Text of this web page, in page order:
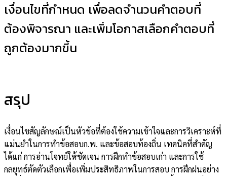
เงื่อนไขที่กำหนด เพื่อลดจำนวนคำตอบที่
ต้องพิจารณา และเพิ่มโอกาสเลือกคำตอบที่
ถูกต้องมากขึ้น
สรุป
เงื่อนไขสัญลักษณ์เป็นหัวข้อที่ต้องใช้ความเข้าใจและการวิเคราะห์ที่
แม่นยำในการทำข้อสอบก.พ. และข้อสอบท้องถิ่น เทคนิคที่สำคัญ
ได้แก่ การอ่านโจทย์ให้ชัดเจน การฝึกทำข้อสอบเก่า และการใช้
กลยุทธ์ตัดตัวเลือกเพื่อเพิ่มประสิทธิภาพในการสอบ การฝึกฝนอย่าง